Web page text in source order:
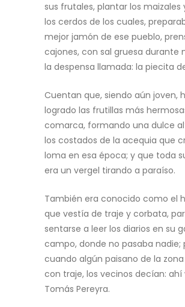
sus frutales, plantar los maizales
los cerdos de los cuales,
mejor jamón de ese pueblo,
cajones, con sal gruesa durante
la despensa llamada: la piecita
Cuentan que, siendo aún joven,
logrado las frutillas más
comarca, formando una dulce
los costados de la acequia que
loma en esa época; y que toda
era un vergel tirando a paraíso.
También era conocido como el
que vestía de traje y corbata,
sentarse a leer los diarios en su
campo, donde no pasaba nadie;
cuando algún paisano de la
con traje, los vecinos decían: ahí
Tomás Pereyra.